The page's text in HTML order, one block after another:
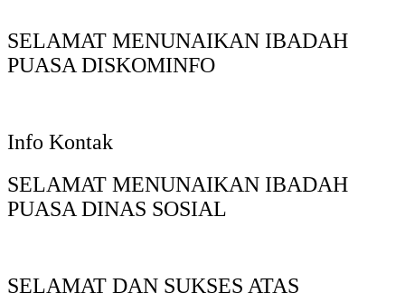
SELAMAT MENUNAIKAN IBADAH
PUASA DISKOMINFO
Info Kontak
SELAMAT MENUNAIKAN IBADAH
PUASA DINAS SOSIAL
SELAMAT DAN SUKSES ATAS